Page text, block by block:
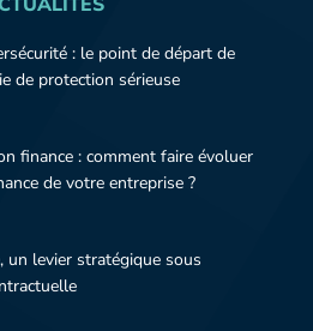
: le point de départ de
de protection sérieuse
finance : comment faire évoluer
de votre entreprise ?
un levier stratégique sous